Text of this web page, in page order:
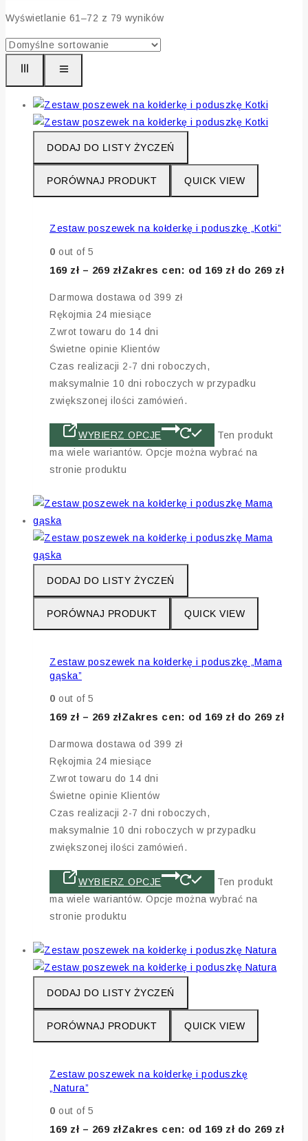
Wyświetlanie 61–72 z 79 wyników
DODAJ DO LISTY ŻYCZEŃ
PORÓWNAJ PRODUKT QUICK VIEW
Zestaw poszewek na kołderkę i poduszkę „Kotki”
0 out of 5
169 zł – 269 złZakres cen: od 169 zł do 269 zł
Darmowa dostawa od 399 zł
Rękojmia 24 miesiące
Zwrot towaru do 14 dni
Świetne opinie Klientów
Czas realizacji 2-7 dni roboczych,
maksymalnie 10 dni roboczych w przypadku
zwiększonej ilości zamówień.
WYBIERZ OPCJE
Ten produkt
ma wiele wariantów. Opcje można wybrać na
stronie produktu
DODAJ DO LISTY ŻYCZEŃ
PORÓWNAJ PRODUKT QUICK VIEW
Zestaw poszewek na kołderkę i poduszkę „Mama
gąska”
0 out of 5
169 zł – 269 złZakres cen: od 169 zł do 269 zł
Darmowa dostawa od 399 zł
Rękojmia 24 miesiące
Zwrot towaru do 14 dni
Świetne opinie Klientów
Czas realizacji 2-7 dni roboczych,
maksymalnie 10 dni roboczych w przypadku
zwiększonej ilości zamówień.
WYBIERZ OPCJE
Ten produkt
ma wiele wariantów. Opcje można wybrać na
stronie produktu
DODAJ DO LISTY ŻYCZEŃ
PORÓWNAJ PRODUKT QUICK VIEW
Zestaw poszewek na kołderkę i poduszkę
„Natura”
0 out of 5
169 zł – 269 złZakres cen: od 169 zł do 269 zł